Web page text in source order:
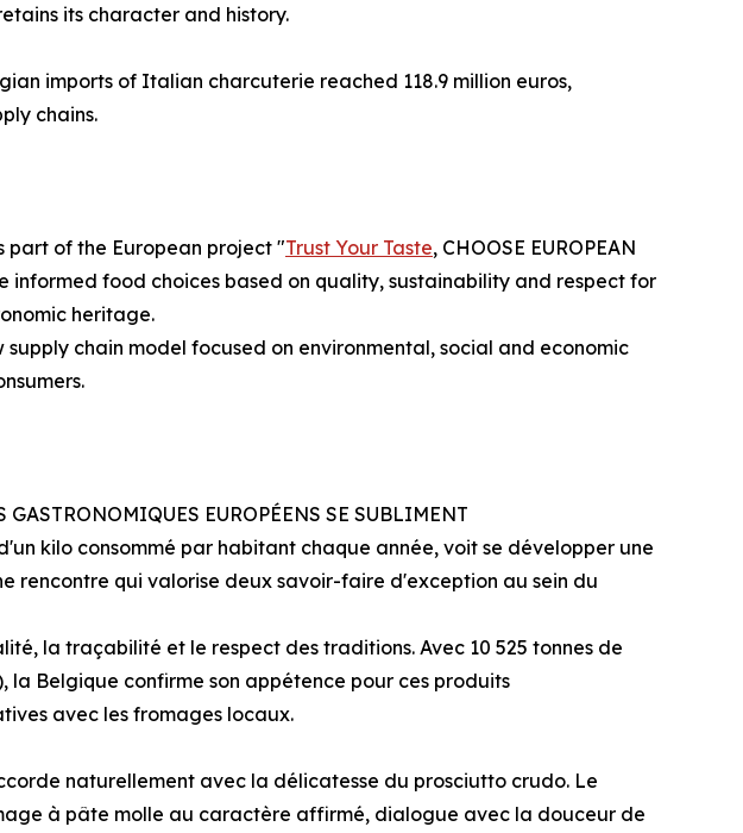
its character and history.
imports of Italian charcuterie reached 118.9 million euros,
chains.
part of the European project "Trust Your Taste, CHOOSE EUROPEAN
informed food choices based on quality, sustainability and respect for
heritage.
supply chain model focused on environmental, social and economic
EUROPÉENS SE SUBLIMENT
kilo consommé par habitant chaque année, voit se développer une
rencontre qui valorise deux savoir-faire d'exception au sein du
la traçabilité et le respect des traditions. Avec 10 525 tonnes de
la Belgique confirme son appétence pour ces produits
avec les fromages locaux.
naturellement avec la délicatesse du prosciutto crudo. Le
à pâte molle au caractère affirmé, dialogue avec la douceur de